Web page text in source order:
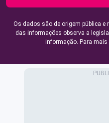
Os dados são de origem pública
das informações observa a
informação. Para